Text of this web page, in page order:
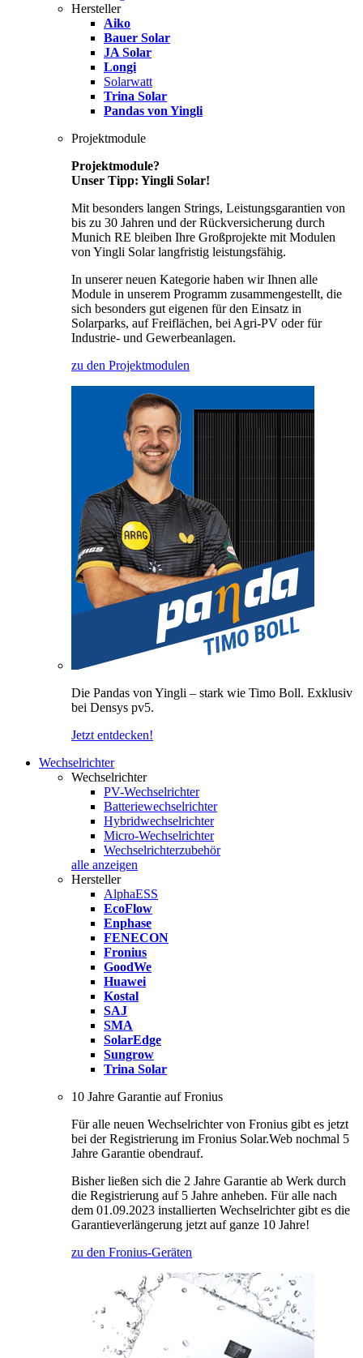
Hersteller
Aiko
Bauer Solar
JA Solar
Longi
Solarwatt
Trina Solar
Pandas von Yingli
Projektmodule
Projektmodule?
Unser Tipp: Yingli Solar!
Mit besonders langen Strings, Leistungsgarantien von
bis zu 30 Jahren und der Rückversicherung durch
Munich RE bleiben Ihre Großprojekte mit Modulen
von Yingli Solar langfristig leistungsfähig.
In unserer neuen Kategorie haben wir Ihnen alle
Module in unserem Programm zusammengestellt, die
sich besonders gut eigenen für den Einsatz in
Solarparks, auf Freiflächen, bei Agri-PV oder für
Industrie- und Gewerbeanlagen.
zu den Projektmodulen
Die Pandas von Yingli – stark wie Timo Boll. Exklusiv
bei Densys pv5.
Jetzt entdecken!
Wechselrichter
Wechselrichter
PV-Wechselrichter
Batteriewechselrichter
Hybridwechselrichter
Micro-Wechselrichter
Wechselrichterzubehör
alle anzeigen
Hersteller
AlphaESS
EcoFlow
Enphase
FENECON
Fronius
GoodWe
Huawei
Kostal
SAJ
SMA
SolarEdge
Sungrow
Trina Solar
10 Jahre Garantie auf Fronius
Für alle neuen Wechselrichter von Fronius gibt es jetzt
bei der Registrierung im Fronius Solar.Web nochmal 5
Jahre Garantie obendrauf.
Bisher ließen sich die 2 Jahre Garantie ab Werk durch
die Registrierung auf 5 Jahre anheben. Für alle nach
dem 01.09.2023 installierten Wechselrichter gibt es die
Garantieverlängerung jetzt auf ganze 10 Jahre!
zu den Fronius-Geräten